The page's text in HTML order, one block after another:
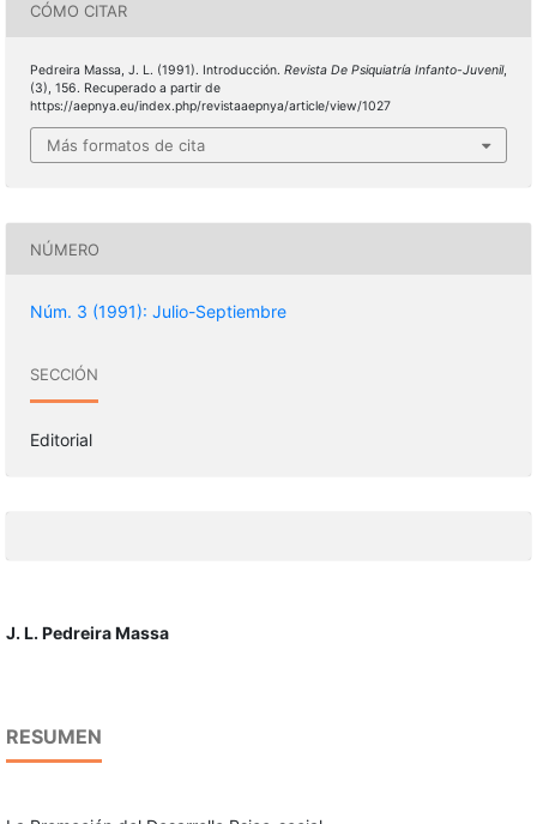
CÓMO CITAR
Pedreira Massa, J. L. (1991). Introducción. Revista De Psiquiatría Infanto-Juvenil,
(3), 156. Recuperado a partir de
https://aepnya.eu/index.php/revistaaepnya/article/view/1027
Más formatos de cita
NÚMERO
Núm. 3 (1991): Julio-Septiembre
SECCIÓN
Editorial
J. L. Pedreira Massa
RESUMEN